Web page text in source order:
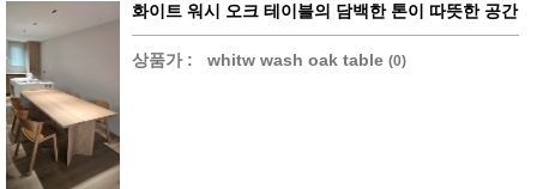
화이트 워시 오크 테이블의 담백한 톤이 따뜻한 공간
상품가 : whitw wash oak table (0)